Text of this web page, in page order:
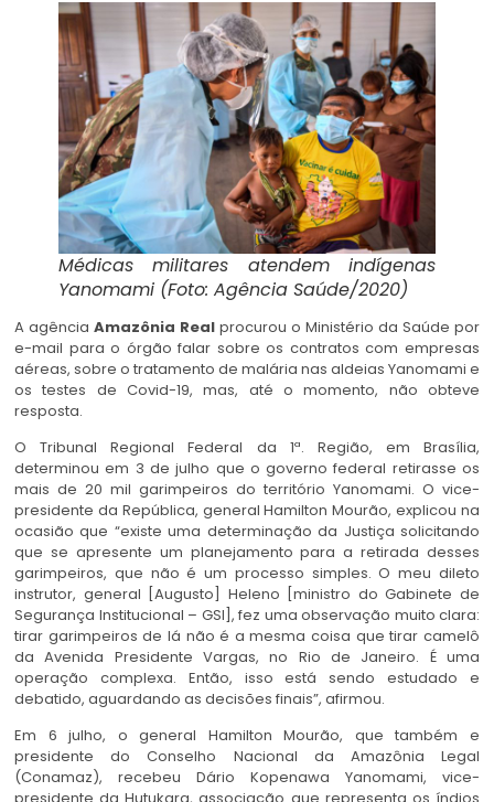
Médicas militares atendem indígenas
Yanomami (Foto: Agência Saúde/2020)
A agência Amazônia Real procurou o Ministério da Saúde por
e-mail para o órgão falar sobre os contratos com empresas
aéreas, sobre o tratamento de malária nas aldeias Yanomami e
os testes de Covid-19, mas, até o momento, não obteve
resposta.
O Tribunal Regional Federal da 1ª. Região, em Brasília,
determinou em 3 de julho que o governo federal retirasse os
mais de 20 mil garimpeiros do território Yanomami. O vice-
presidente da República, general Hamilton Mourão, explicou na
ocasião que “existe uma determinação da Justiça solicitando
que se apresente um planejamento para a retirada desses
garimpeiros, que não é um processo simples. O meu dileto
instrutor, general [Augusto] Heleno [ministro do Gabinete de
Segurança Institucional – GSI], fez uma observação muito clara:
tirar garimpeiros de lá não é a mesma coisa que tirar camelô
da Avenida Presidente Vargas, no Rio de Janeiro. É uma
operação complexa. Então, isso está sendo estudado e
debatido, aguardando as decisões finais”, afirmou.
Em 6 julho, o general Hamilton Mourão, que também e
presidente do Conselho Nacional da Amazônia Legal
(Conamaz), recebeu Dário Kopenawa Yanomami, vice-